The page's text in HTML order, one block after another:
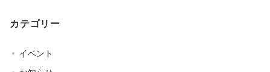
カテゴリー
イベント